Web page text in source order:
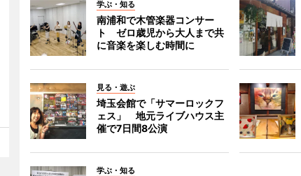
学ぶ・知る
南浦和で木管楽器コンサー
ト ゼロ歳児から大人まで共
に音楽を楽しむ時間に
見る・遊ぶ
埼玉会館で「サマーロックフ
ェス」 地元ライブハウス主
催で7日間8公演
学ぶ・知る